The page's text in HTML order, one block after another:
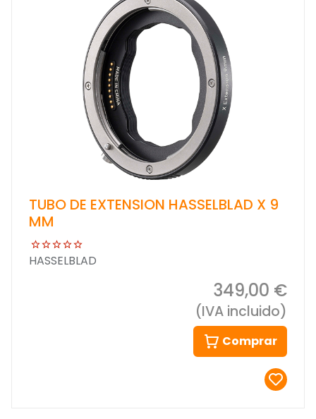
TUBO DE EXTENSION HASSELBLAD X 9
MM
HASSELBLAD
349,00 €
(IVA incluido)
Comprar